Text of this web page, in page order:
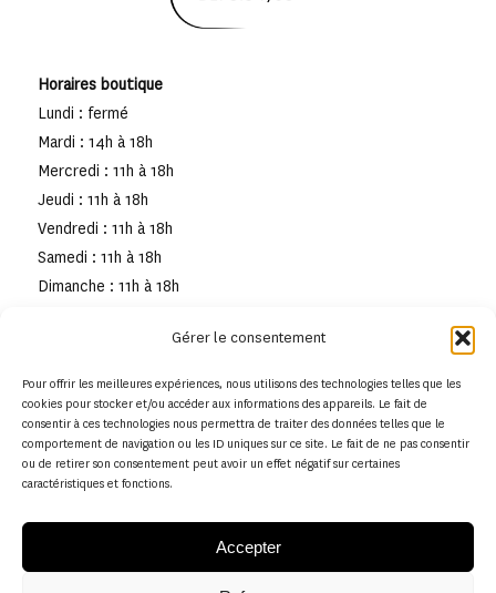
Gérer le consentement
Pour offrir les meilleures expériences, nous utilisons des technologies telles que les
cookies pour stocker et/ou accéder aux informations des appareils. Le fait de
consentir à ces technologies nous permettra de traiter des données telles que le
comportement de navigation ou les ID uniques sur ce site. Le fait de ne pas consentir
ou de retirer son consentement peut avoir un effet négatif sur certaines
caractéristiques et fonctions.
Accepter
Horaires boutique
Lundi : fermé
Mardi : 14h à 18h
Mercredi : 11h à 18h
Jeudi : 11h à 18h
Vendredi : 11h à 18h
Samedi : 11h à 18h
Dimanche : 11h à 18h